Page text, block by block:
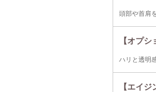
頭部や首肩
【オプ
ハリと透明
【エイ